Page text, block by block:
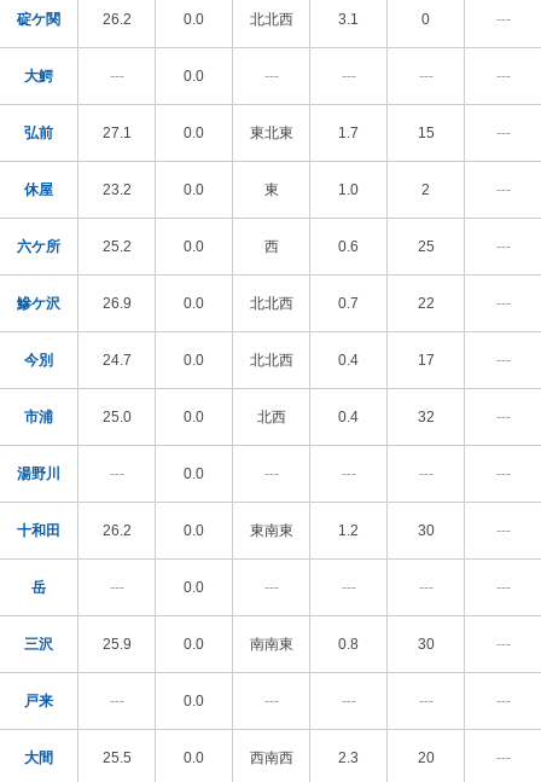
碇ケ関 26.2 0.0 北北西 3.1 0 ---
大鰐 --- 0.0 --- --- --- ---
弘前 27.1 0.0 東北東 1.7 15 ---
休屋 23.2 0.0 東 1.0 2 ---
六ケ所 25.2 0.0 西 0.6 25 ---
鰺ケ沢 26.9 0.0 北北西 0.7 22 ---
今別 24.7 0.0 北北西 0.4 17 ---
市浦 25.0 0.0 北西 0.4 32 ---
湯野川 --- 0.0 --- --- --- ---
十和田 26.2 0.0 東南東 1.2 30 ---
岳 --- 0.0 --- --- --- ---
三沢 25.9 0.0 南南東 0.8 30 ---
戸来 --- 0.0 --- --- --- ---
大間 25.5 0.0 西南西 2.3 20 ---